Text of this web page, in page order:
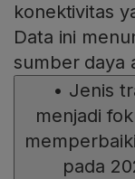
konektivitas
Data ini
sumber daya
• Jenis
menjadi
pada